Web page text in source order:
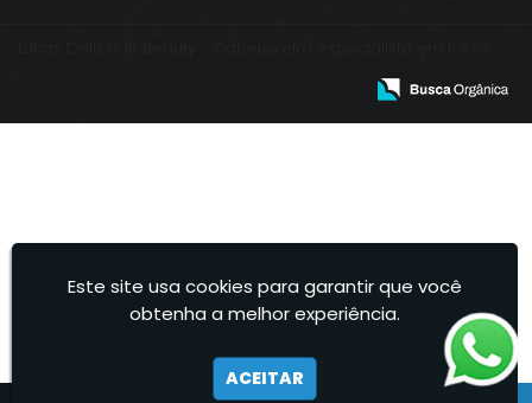
Este site usa cookies para garantir que você
obtenha a melhor experiência.
ACEITAR